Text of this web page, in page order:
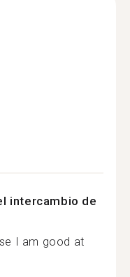
intercambio de
I am good at